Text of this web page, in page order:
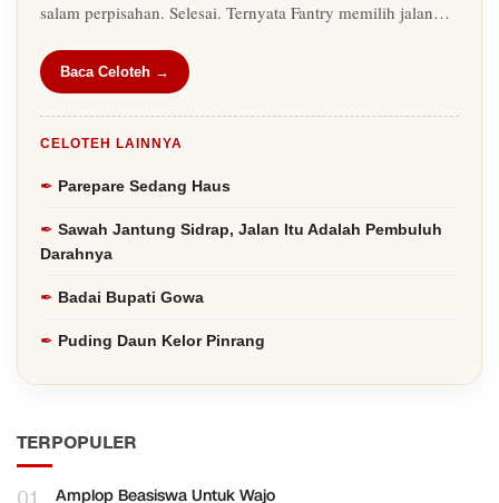
salam perpisahan. Selesai. Ternyata Fantry memilih jalan…
Baca Celoteh →
CELOTEH LAINNYA
Parepare Sedang Haus
Sawah Jantung Sidrap, Jalan Itu Adalah Pembuluh
Darahnya
Badai Bupati Gowa
Puding Daun Kelor Pinrang
TERPOPULER
Amplop Beasiswa Untuk Wajo